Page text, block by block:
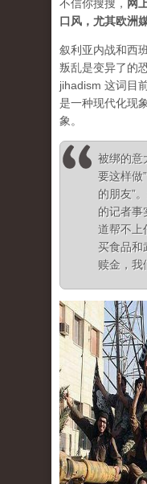
不信你搜搜， 网
口风，尤其欧洲媒
叙利亚内战和西
叛乱是变异了的
jihadism 这词目
是一种现代化现
象。
被绑的意
要这样做
的朋友”
的记者事
道帮不上
买食品和
赎金，